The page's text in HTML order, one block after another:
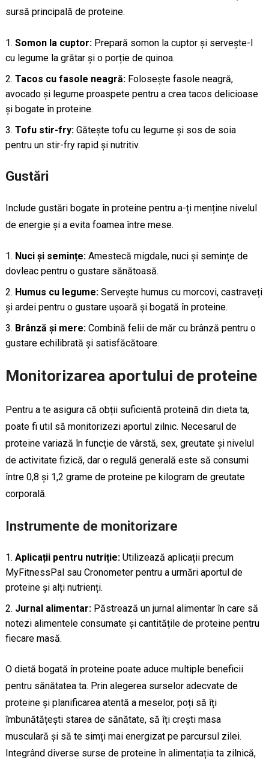
sursă principală de proteine.
Somon la cuptor:Prepară somon la cuptor și servește-l
cu legume la grătar și o porție de quinoa.
Tacos cu fasole neagră:Folosește fasole neagră,
avocado și legume proaspete pentru a crea tacos delicioase
și bogate în proteine.
Tofu stir-fry:Gătește tofu cu legume și sos de soia
pentru un stir-fry rapid și nutritiv.
Gustări
Include gustări bogate în proteine pentru a-ți menține nivelul
de energie și a evita foamea între mese.
Nuci și semințe:Amestecă migdale, nuci și semințe de
dovleac pentru o gustare sănătoasă.
Humus cu legume:Servește humus cu morcovi, castraveți
și ardei pentru o gustare ușoară și bogată în proteine.
Brânză și mere:Combină felii de măr cu brânză pentru o
gustare echilibrată și satisfăcătoare.
Monitorizarea aportului de proteine
Pentru a te asigura că obții suficientă proteină din dieta ta,
poate fi util să monitorizezi aportul zilnic. Necesarul de
proteine variază în funcție de vârstă, sex, greutate și nivelul
de activitate fizică, dar o regulă generală este să consumi
între 0,8 și 1,2 grame de proteine pe kilogram de greutate
corporală.
Instrumente de monitorizare
Aplicații pentru nutriție:Utilizează aplicații precum
MyFitnessPal sau Cronometer pentru a urmări aportul de
proteine și alți nutrienți.
Jurnal alimentar:Păstrează un jurnal alimentar în care să
notezi alimentele consumate și cantitățile de proteine pentru
fiecare masă.
O dietă bogată în proteine poate aduce multiple beneficii
pentru sănătatea ta. Prin alegerea surselor adecvate de
proteine și planificarea atentă a meselor, poți să îți
îmbunătățești starea de sănătate, să îți crești masa
musculară și să te simți mai energizat pe parcursul zilei.
Integrând diverse surse de proteine în alimentația ta zilnică,